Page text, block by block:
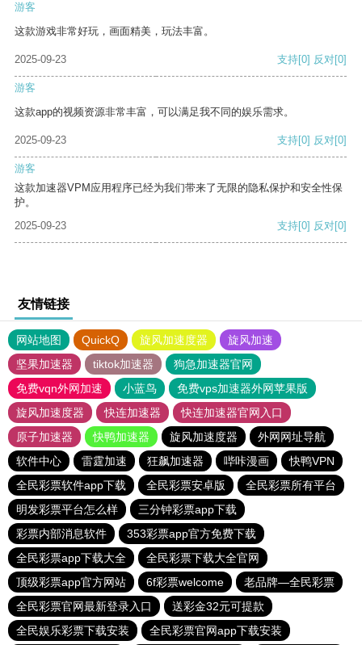
游客
这款游戏非常好玩，画面精美，玩法丰富。
2025-09-23 支持[0] 反对[0]
游客
这款app的视频资源非常丰富，可以满足我不同的娱乐需求。
2025-09-23 支持[0] 反对[0]
游客
这款加速器VPM应用程序已经为我们带来了无限的隐私保护和安全性保
护。
2025-09-23
支持[0] 反对[0]
友情链接
网站地图 QuickQ 旋风加速度器
旋风加速
坚果加速器
tiktok加速器
狗急加速器官网
免费vqn外网加速
小蓝鸟
免费vps加速器外网苹果版
旋风加速度器
快连加速器
快连加速器官网入口
原子加速器
快鸭加速器 旋风加速度器
外网网址导航
软件中心
雷霆加速 狂飙加速器 哔咔漫画
快鸭VPN
全民彩票软件app下载
全民彩票安卓版
全民彩票所有平台
明发彩票平台怎么样
三分钟彩票app下载
彩票内部消息软件
353彩票app官方免费下载
全民彩票app下载大全
全民彩票下载大全官网
顶级彩票app官方网站
6f彩票welcome
老品牌—全民彩票
全民彩票官网最新登录入口
送彩金32元可提款
全民娱乐彩票下载安装
全民彩票官网app下载安装